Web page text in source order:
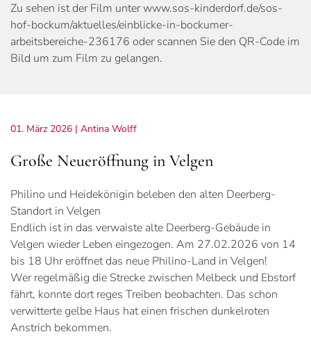
Zu sehen ist der Film unter www.sos-kinderdorf.de/sos-
hof-bockum/aktuelles/einblicke-in-bockumer-
arbeitsbereiche-236176 oder scannen Sie den QR-Code im
Bild um zum Film zu gelangen.
01. März 2026 | Antina Wolff
Große Neueröffnung in Velgen
Philino und Heidekönigin beleben den alten Deerberg-
Standort in Velgen
Endlich ist in das verwaiste alte Deerberg-Gebäude in
Velgen wieder Leben eingezogen. Am 27.02.2026 von 14
bis 18 Uhr eröffnet das neue Philino-Land in Velgen!
Wer regelmäßig die Strecke zwischen Melbeck und Ebstorf
fährt, konnte dort reges Treiben beobachten. Das schon
verwitterte gelbe Haus hat einen frischen dunkelroten
Anstrich bekommen.